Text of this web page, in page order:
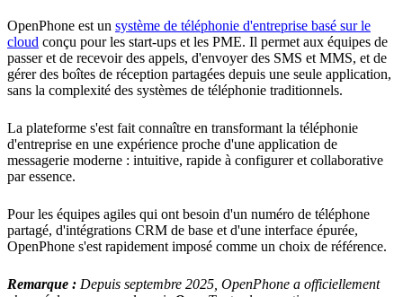
OpenPhone est un système de téléphonie d'entreprise basé sur le
cloud conçu pour les start-ups et les PME. Il permet aux équipes de
passer et de recevoir des appels, d'envoyer des SMS et MMS, et de
gérer des boîtes de réception partagées depuis une seule application,
sans la complexité des systèmes de téléphonie traditionnels.
La plateforme s'est fait connaître en transformant la téléphonie
d'entreprise en une expérience proche d'une application de
messagerie moderne : intuitive, rapide à configurer et collaborative
par essence.
Pour les équipes agiles qui ont besoin d'un numéro de téléphone
partagé, d'intégrations CRM de base et d'une interface épurée,
OpenPhone s'est rapidement imposé comme un choix de référence.
Remarque : Depuis septembre 2025, OpenPhone a officiellement